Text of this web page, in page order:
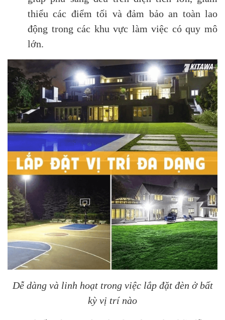
thiểu các điểm tối và đảm bảo an toàn lao
động trong các khu vực làm việc có quy mô
lớn.
Dễ dàng và linh hoạt trong việc lắp đặt đèn ở bất
kỳ vị trí nào